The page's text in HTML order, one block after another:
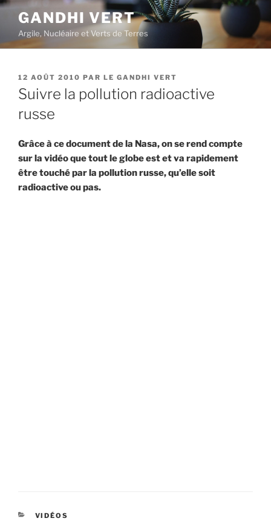
Aller
contenu
principal
GANDHI VERT
Argile, Nucléaire et Verts de Terres
PUBLIÉ
LE
12 AOÛT 2010 PAR LE GANDHI VERT
Suivre la pollution radioactive
russe
Grâce à ce document de la Nasa, on se rend compte
sur la vidéo que tout le globe est et va rapidement
être touché par la pollution russe, qu’elle soit
radioactive ou pas.
CATÉGORIES
VIDÉOS